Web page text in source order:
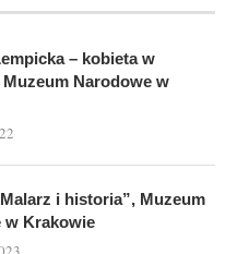
– kobieta w
Narodowe w
i historia”, Muzeum
w Krakowie